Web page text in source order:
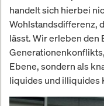
handelt sich hierbei
Wohlstandsdifferenz,
lässt. Wir erleben den
Ebene, sondern als
liquides und illiquides